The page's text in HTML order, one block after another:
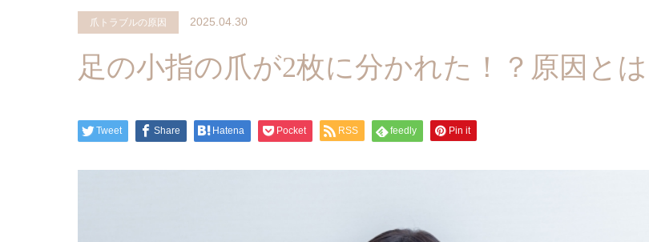
爪トラブルの原因 2025.04.30
足の小指の爪が2枚に分かれた！？原因とは
Tweet Share Hatena Pocket RSS feedly Pin it